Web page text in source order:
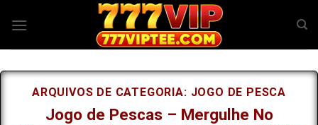
ARQUIVOS DE CATEGORIA: JOGO DE PESCA
Jogo de Pescas – Mergulhe No